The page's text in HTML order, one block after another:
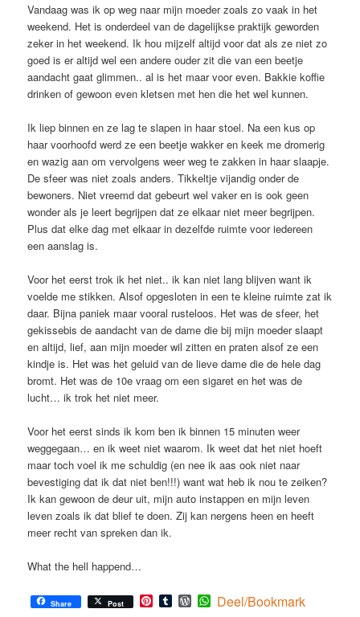
Vandaag was ik op weg naar mijn moeder zoals zo vaak in het
weekend. Het is onderdeel van de dagelijkse praktijk geworden
zeker in het weekend. Ik hou mijzelf altijd voor dat als ze niet zo
goed is er altijd wel een andere ouder zit die van een beetje
aandacht gaat glimmen.. al is het maar voor even. Bakkie koffie
drinken of gewoon even kletsen met hen die het wel kunnen.
Ik liep binnen en ze lag te slapen in haar stoel. Na een kus op
haar voorhoofd werd ze een beetje wakker en keek me dromerig
en wazig aan om vervolgens weer weg te zakken in haar slaapje.
De sfeer was niet zoals anders. Tikkeltje vijandig onder de
bewoners. Niet vreemd dat gebeurt wel vaker en is ook geen
wonder als je leert begrijpen dat ze elkaar niet meer begrijpen.
Plus dat elke dag met elkaar in dezelfde ruimte voor iedereen
een aanslag is.
Voor het eerst trok ik het niet.. ik kan niet lang blijven want ik
voelde me stikken. Alsof opgesloten in een te kleine ruimte zat ik
daar. Bijna paniek maar vooral rusteloos. Het was de sfeer, het
gekissebis de aandacht van de dame die bij mijn moeder slaapt
en altijd, lief, aan mijn moeder wil zitten en praten alsof ze een
kindje is. Het was het geluid van de lieve dame die de hele dag
bromt. Het was de 10e vraag om een sigaret en het was de
lucht… ik trok het niet meer.
Voor het eerst sinds ik kom ben ik binnen 15 minuten weer
weggegaan… en ik weet niet waarom. Ik weet dat het niet hoeft
maar toch voel ik me schuldig (en nee ik aas ook niet naar
bevestiging dat ik dat niet ben!!!) want wat heb ik nou te zeiken?
Ik kan gewoon de deur uit, mijn auto instappen en mijn leven
leven zoals ik dat blief te doen. Zij kan nergens heen en heeft
meer recht van spreken dan ik.
What the hell happend…
Share Post Pinterest
TumblrWordPress
WhatsApp
Deel/Bookmark